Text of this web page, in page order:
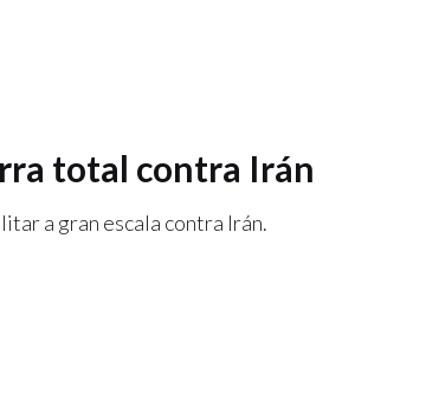
total contra Irán
a gran escala contra Irán.